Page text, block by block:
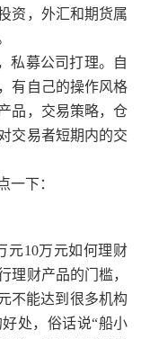
资，外汇和期货属
私募公司打理。自
有自己的操作风格
品，交易策略，仓
交易者短期内的交
一下：
元10万元如何理财
理财产品的门槛，
不能达到很多机构
处，俗话说“船小